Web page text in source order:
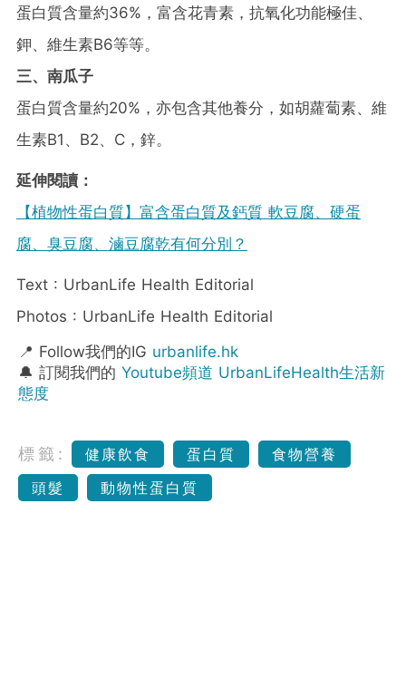
蛋白質含量約36%，富含花青素，抗氧化功能極佳、
鉀、維生素B6等等。
三、南瓜子
蛋白質含量約20%，亦包含其他養分，如胡蘿蔔素、維
生素B1、B2、C，鋅。
延伸閱讀：
【植物性蛋白質】富含蛋白質及鈣質 軟豆腐、硬蛋
腐、臭豆腐、滷豆腐乾有何分別？
Text : UrbanLife Health Editorial
Photos : UrbanLife Health Editorial
📍 Follow我們的IG urbanlife.hk
🔔 訂閱我們的 Youtube頻道 UrbanLifeHealth生活新
態度
標籤: 健康飲食 蛋白質
食物營養
頭髮
動物性蛋白質